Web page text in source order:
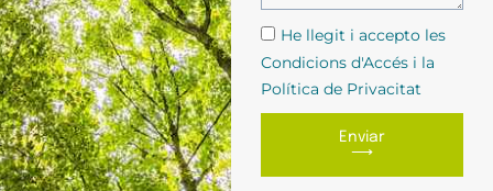
He llegit i accepto les
Condicions d'Accés i la
Política de Privacitat
Enviar
⟶